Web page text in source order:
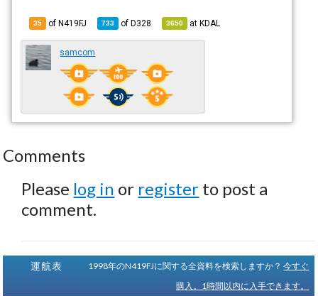
35 of N419FJ 733 ofD328 3650 atKDAL
samcom
Comments
Please log in or register to post a
comment.
運航表 1998年のN419FJに関する全資料を検索しますか？今すぐ
購入。1時間以内に入手できます。